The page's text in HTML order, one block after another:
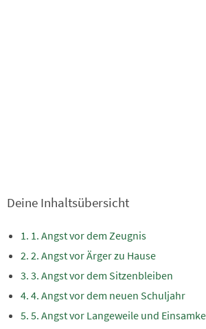
Deine Inhaltsübersicht
1. Angst vor dem Zeugnis
2. Angst vor Ärger zu Hause
3. Angst vor dem Sitzenbleiben
4. Angst vor dem neuen Schuljahr
5. Angst vor Langeweile und